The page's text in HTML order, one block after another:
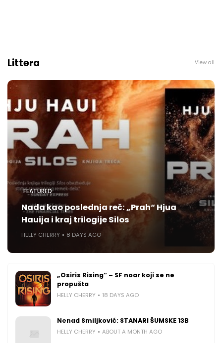
Littera View all
FEATURED
Nada kao poslednja reč: „Prah“ Hjua
Hauija i kraj trilogije Silos
HELLY CHERRY 8 DAYS AGO
„Osiris Rising“ – SF noar koji se ne
propušta
HELLY CHERRY 18 DAYS AGO
Nenad Smiljković: STANARI ŠUMSKE 13B
HELLY CHERRY ABOUT A MONTH AGO